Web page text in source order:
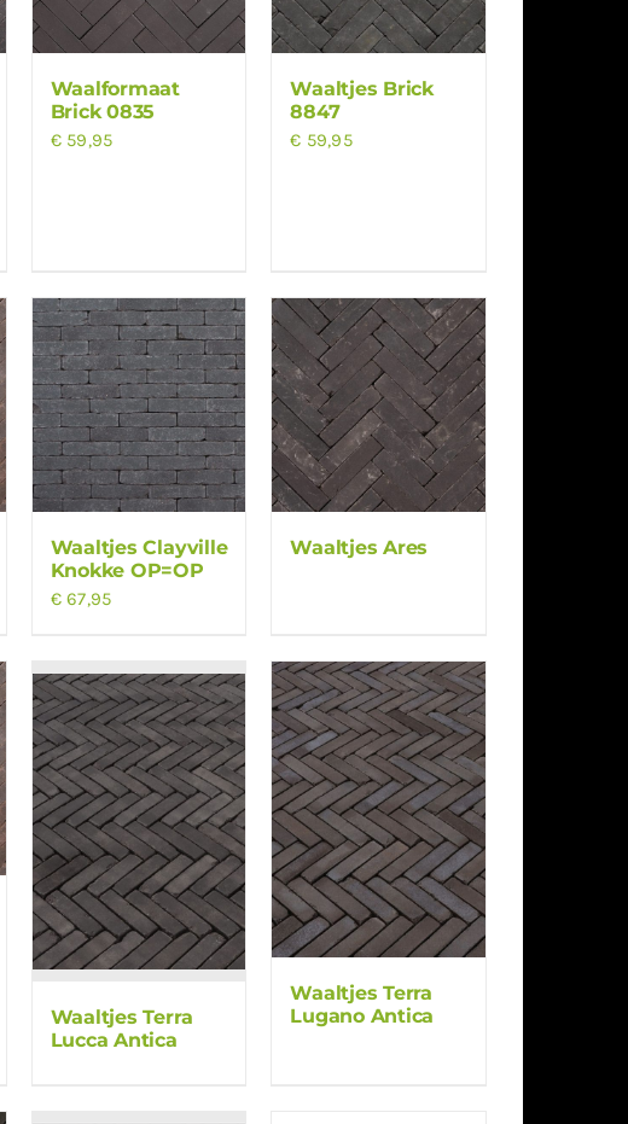
Waalformaat
Brick 0835
€59,95
Waaltjes Brick
8847
€ 59,95
Waaltjes Clayville
Knokke OP=OP
€67,95
Waaltjes Ares
Waaltjes Terra
Lucca Antica
Waaltjes Terra
Lugano Antica